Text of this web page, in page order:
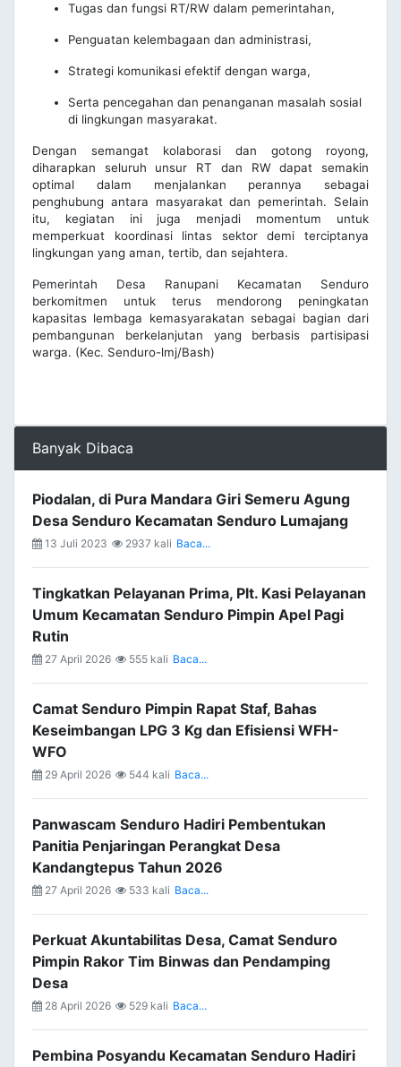
Tugas dan fungsi RT/RW dalam pemerintahan,
Penguatan kelembagaan dan administrasi,
Strategi komunikasi efektif dengan warga,
Serta pencegahan dan penanganan masalah sosial
di lingkungan masyarakat.
Dengan semangat kolaborasi dan gotong royong,
diharapkan seluruh unsur RT dan RW dapat semakin
optimal dalam menjalankan perannya sebagai
penghubung antara masyarakat dan pemerintah. Selain
itu, kegiatan ini juga menjadi momentum untuk
memperkuat koordinasi lintas sektor demi terciptanya
lingkungan yang aman, tertib, dan sejahtera.
Pemerintah Desa Ranupani Kecamatan Senduro
berkomitmen untuk terus mendorong peningkatan
kapasitas lembaga kemasyarakatan sebagai bagian dari
pembangunan berkelanjutan yang berbasis partisipasi
warga. (Kec. Senduro-lmj/Bash)
Banyak Dibaca
Piodalan, di Pura Mandara Giri Semeru Agung
Desa Senduro Kecamatan Senduro Lumajang
13 Juli 2023 2937 kali Baca...
Tingkatkan Pelayanan Prima, Plt. Kasi Pelayanan
Umum Kecamatan Senduro Pimpin Apel Pagi
Rutin
27 April 2026 555 kali Baca...
Camat Senduro Pimpin Rapat Staf, Bahas
Keseimbangan LPG 3 Kg dan Efisiensi WFH-
WFO
29 April 2026 544 kali Baca...
Panwascam Senduro Hadiri Pembentukan
Panitia Penjaringan Perangkat Desa
Kandangtepus Tahun 2026
27 April 2026 533 kali Baca...
Perkuat Akuntabilitas Desa, Camat Senduro
Pimpin Rakor Tim Binwas dan Pendamping
Desa
28 April 2026 529 kali Baca...
Pembina Posyandu Kecamatan Senduro Hadiri